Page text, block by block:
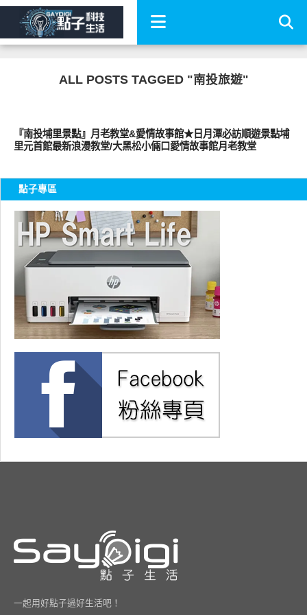
ALL POSTS TAGGED "南投旅遊"
『南投埔里景點』月老教堂&愛情故事館★日月潭必訪順遊景點埔
里元首館最新浪漫教堂/大黑松小倆口愛情故事館月老教堂
點子專區
一起用好點子過好生活吧！